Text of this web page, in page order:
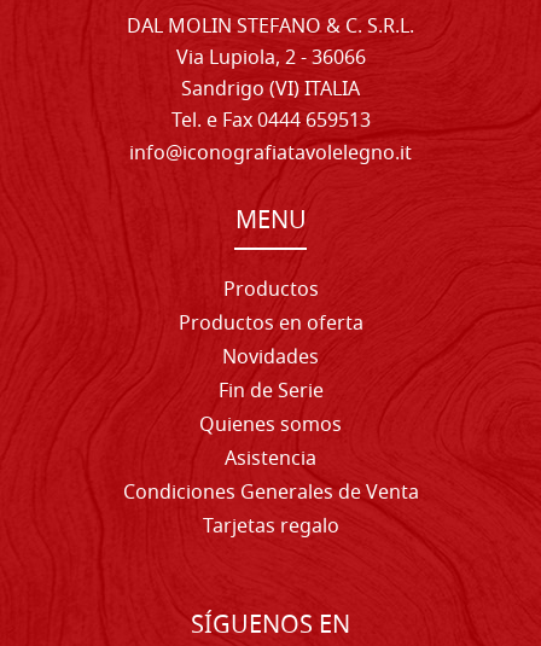
DAL MOLIN STEFANO & C. S.R.L.
Via Lupiola, 2 - 36066
Sandrigo (VI) ITALIA
Tel. e Fax 0444 659513
info@iconografiatavolelegno.it
MENU
Productos
Productos en oferta
Novidades
Fin de Serie
Quienes somos
Asistencia
Condiciones Generales de Venta
Tarjetas regalo
SÍGUENOS EN